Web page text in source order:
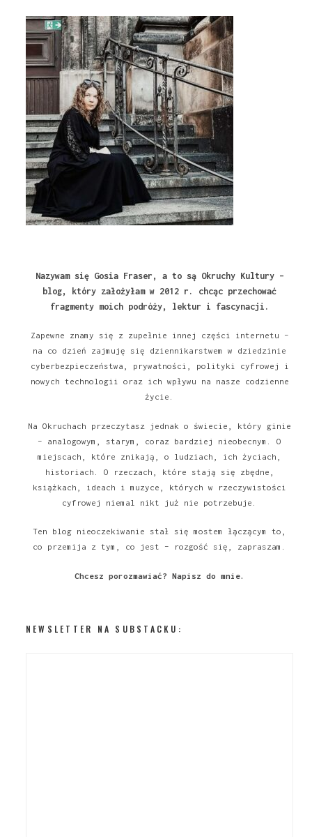
Nazywam się Gosia Fraser, a to są Okruchy Kultury –
blog, który założyłam w 2012 r. chcąc przechować
fragmenty moich podróży, lektur i fascynacji.
Zapewne znamy się z zupełnie innej części internetu –
na co dzień zajmuję się dziennikarstwem w dziedzinie
cyberbezpieczeństwa, prywatności, polityki cyfrowej i
nowych technologii oraz ich wpływu na nasze codzienne
życie.
Na Okruchach przeczytasz jednak o świecie, który ginie
– analogowym, starym, coraz bardziej nieobecnym. O
miejscach, które znikają, o ludziach, ich życiach,
historiach. O rzeczach, które stają się zbędne,
książkach, ideach i muzyce, których w rzeczywistości
cyfrowej niemal nikt już nie potrzebuje.
Ten blog nieoczekiwanie stał się mostem łączącym to,
co przemija z tym, co jest – rozgość się, zapraszam.
Chcesz porozmawiać? Napisz do mnie.
NEWSLETTER NA SUBSTACKU: